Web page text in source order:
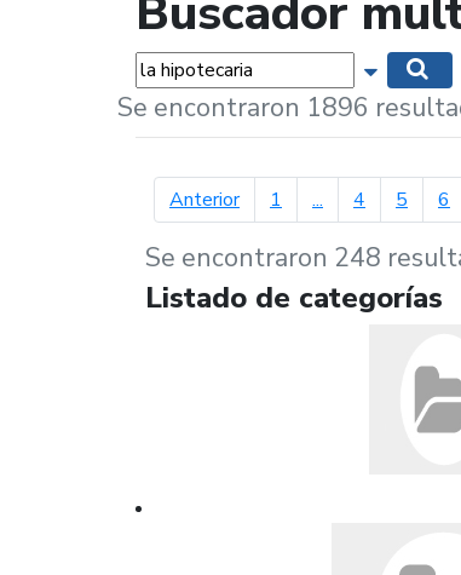
Buscador
Palabras... Mostrar
Se encontraron 1896
Anteriorpágina anterior
1 ... 4 5 6
Se encontraron 248
Listado de categorías